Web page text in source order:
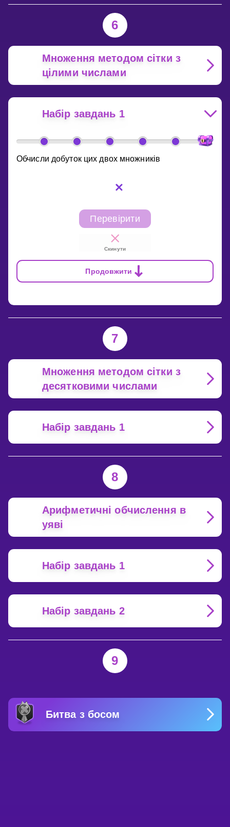
6
Множення методом сітки з
цілими числами
Набір завдань 1
Обчисли добуток цих двох множників
Перевірити
Скинути
Продовжити
7
Множення методом сітки з
десятковими числами
Набір завдань 1
8
Арифметичні обчислення в
уяві
Набір завдань 1
Набір завдань 2
9
Битва з босом